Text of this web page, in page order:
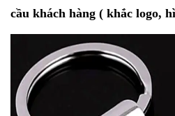
cầu khách hàng ( khắc logo,